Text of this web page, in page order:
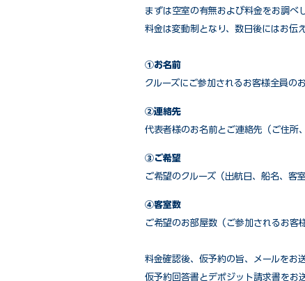
まずは空室の有無および料金をお調べ
料金は変動制となり、数日後にはお伝
①お名前
クルーズにご参加されるお客様全員の
②連絡先
代表者様のお名前とご連絡先（ご住所
③ご希望
ご希望のクルーズ（出航日、船名、客
④客室数
ご希望のお部屋数（ご参加されるお客
料金確認後、仮予約の旨、メールをお
仮予約回答書とデポジット請求書をお